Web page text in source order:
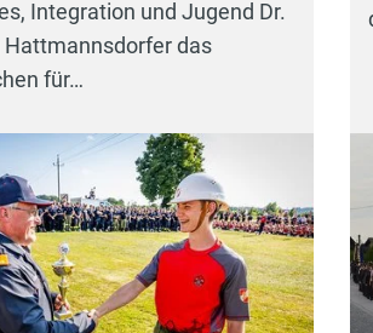
Integration und Jugend Dr.
Hattmannsdorfer das
für…